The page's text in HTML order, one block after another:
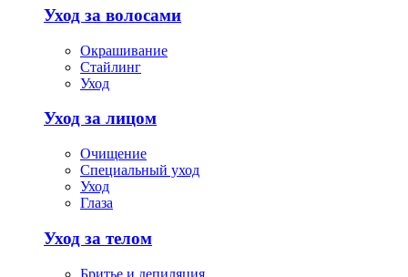
Уход за волосами
Окрашивание
Стайлинг
Уход
Уход за лицом
Очищение
Специальный уход
Уход
Глаза
Уход за телом
Бритье и депиляция